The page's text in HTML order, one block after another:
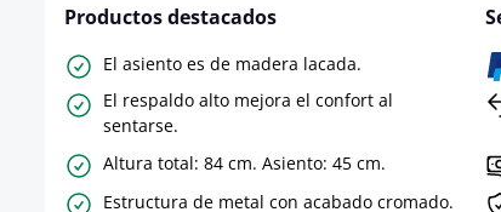
Productos destacados
El asiento es de madera lacada.
El respaldo alto mejora el confort al
sentarse.
Altura total: 84 cm. Asiento: 45 cm.
Estructura de metal con acabado cromado.